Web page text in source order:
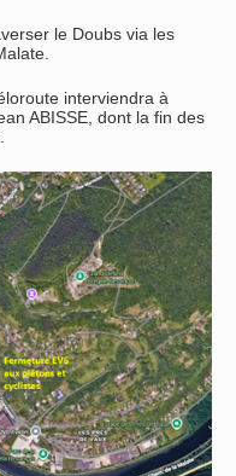
le Doubs via les
interviendra à
ABISSE, dont la fin des